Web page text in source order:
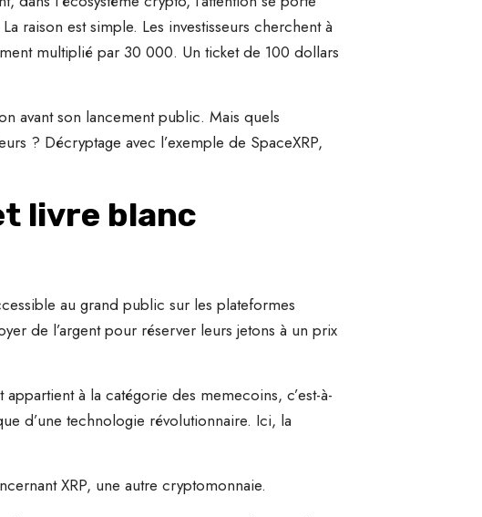
raison est simple. Les investisseurs cherchent à
multiplié par 30 000. Un ticket de 100 dollars
avant son lancement public. Mais quels
? Décryptage avec l’exemple de SpaceXRP,
livre blanc
au grand public sur les plateformes
de l’argent pour réserver leurs jetons à un prix
à la catégorie des memecoins, c’est-à-
d’une technologie révolutionnaire. Ici, la
XRP, une autre cryptomonnaie.